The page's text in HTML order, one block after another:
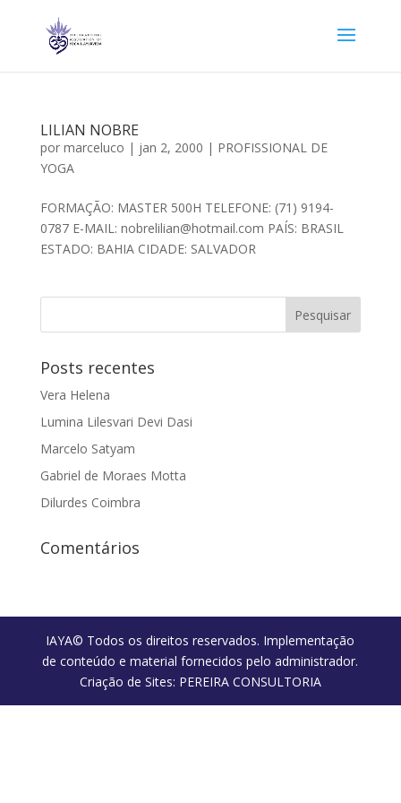
LILIAN NOBRE
por marceluco | jan 2, 2000 | PROFISSIONAL DE
YOGA
FORMAÇÃO: MASTER 500H TELEFONE: (71) 9194-
0787 E-MAIL: nobrelilian@hotmail.com PAÍS: BRASIL
ESTADO: BAHIA CIDADE: SALVADOR
Posts recentes
Vera Helena
Lumina Lilesvari Devi Dasi
Marcelo Satyam
Gabriel de Moraes Motta
Dilurdes Coimbra
Comentários
IAYA© Todos os direitos reservados. Implementação
de conteúdo e material fornecidos pelo administrador.
Criação de Sites: PEREIRA CONSULTORIA